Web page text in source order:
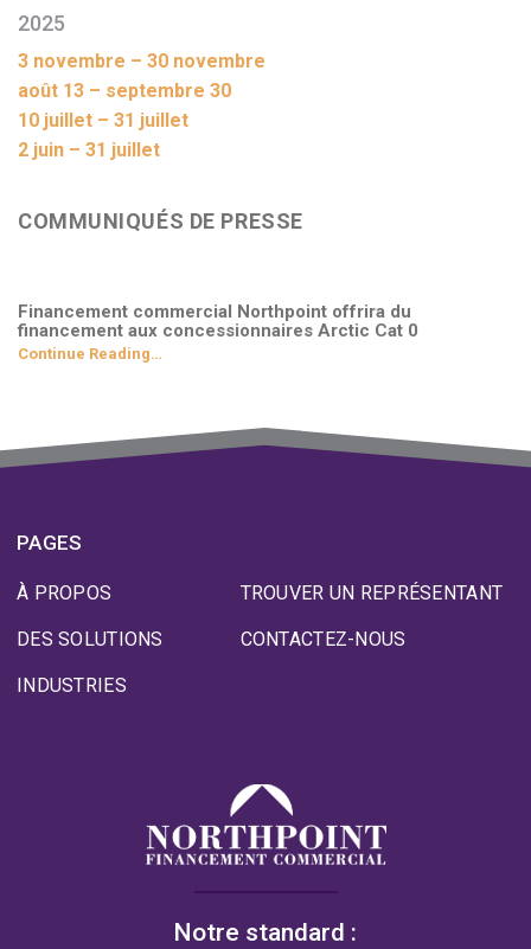
2025
3 novembre – 30 novembre
août 13 – septembre 30
10 juillet – 31 juillet
2 juin – 31 juillet
COMMUNIQUÉS DE PRESSE
Financement commercial Northpoint offrira du
financement aux concessionnaires Arctic Cat 0
Continue Reading…
PAGES
À PROPOS
DES SOLUTIONS
INDUSTRIES
TROUVER UN REPRÉSENTANT
CONTACTEZ-NOUS
Notre standard :